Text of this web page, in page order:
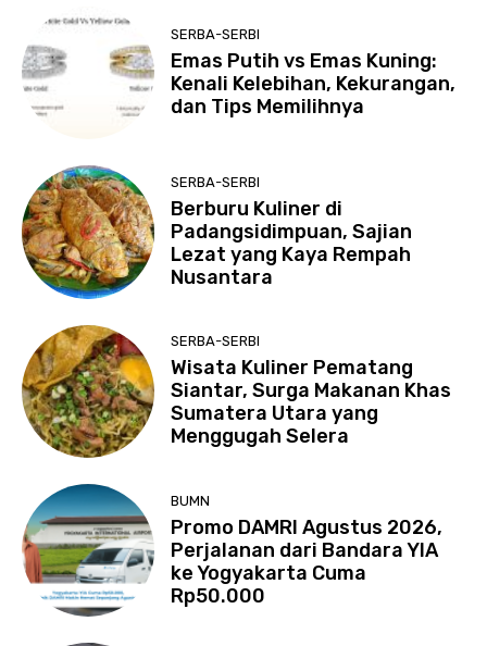
SERBA-SERBI
Emas Putih vs Emas Kuning:
Kenali Kelebihan, Kekurangan,
dan Tips Memilihnya
SERBA-SERBI
Berburu Kuliner di
Padangsidimpuan, Sajian
Lezat yang Kaya Rempah
Nusantara
SERBA-SERBI
Wisata Kuliner Pematang
Siantar, Surga Makanan Khas
Sumatera Utara yang
Menggugah Selera
BUMN
Promo DAMRI Agustus 2026,
Perjalanan dari Bandara YIA
ke Yogyakarta Cuma
Rp50.000